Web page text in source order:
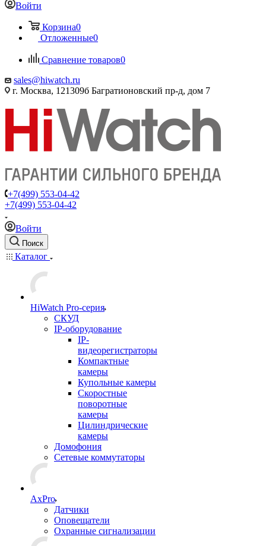
Войти
Корзина0
Отложенные0
Сравнение товаров0
sales@hiwatch.ru
г. Москва, 121309б Багратионовский пр-д, дом 7
+7(499) 553-04-42
+7(499) 553-04-42
Войти
Поиск
Каталог
HiWatch Pro-серия
CКУД
IP-оборудование
IP-
видеорегистраторы
Компактные
камеры
Купольные камеры
Скоростные
поворотные
камеры
Цилиндрические
камеры
Домофония
Сетевые коммутаторы
AxPro
Датчики
Оповещатели
Охранные сигнализации